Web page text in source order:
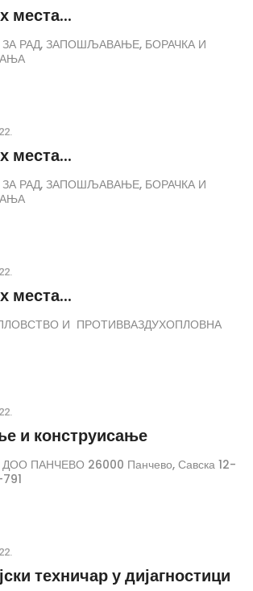
места...
РАД, ЗАПОШЉАВАЊЕ, БОРАЧКА И
места...
РАД, ЗАПОШЉАВАЊЕ, БОРАЧКА И
места...
И ПРОТИВВАЗДУХОПЛОВНА
и конструисање
ДОО ПАНЧЕВО 26000 Панчево, Савска 12-
техничар у дијагностици